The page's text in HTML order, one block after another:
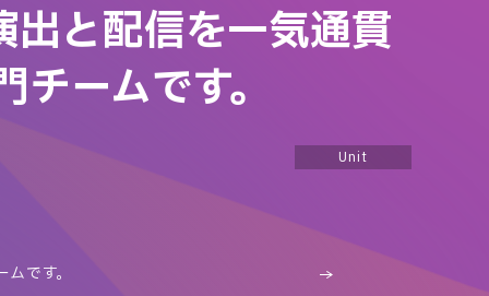
と配信を一気通貫
ームです。
Unit
です。